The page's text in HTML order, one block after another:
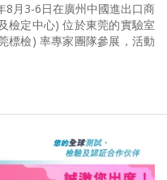
8月3-6日在廣州中國進出口商
檢定中心) 位於東莞的實驗室
標檢) 率專家團隊參展，活動